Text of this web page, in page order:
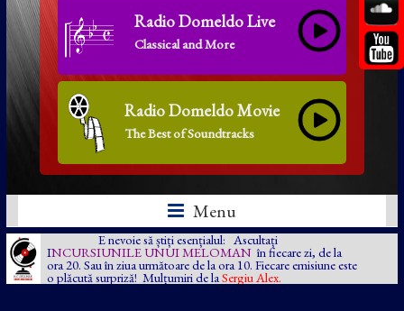
Radio Domeldo Live
Classical and More
Radio Domeldo Movie
The Best of Soundtracks
Menu
E nevoie să știți esențialul: Ascultați
INCURSIUNILE UNUI MELOMAN în fiecare zi, de la
ora 20. Sau în ziua următoare de la ora 10. Fiecare emisiune este
o plăcută surpriză! Mulțumiri de la Sergiu Alex.